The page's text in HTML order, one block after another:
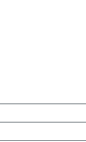
Tab
in neuem Tab